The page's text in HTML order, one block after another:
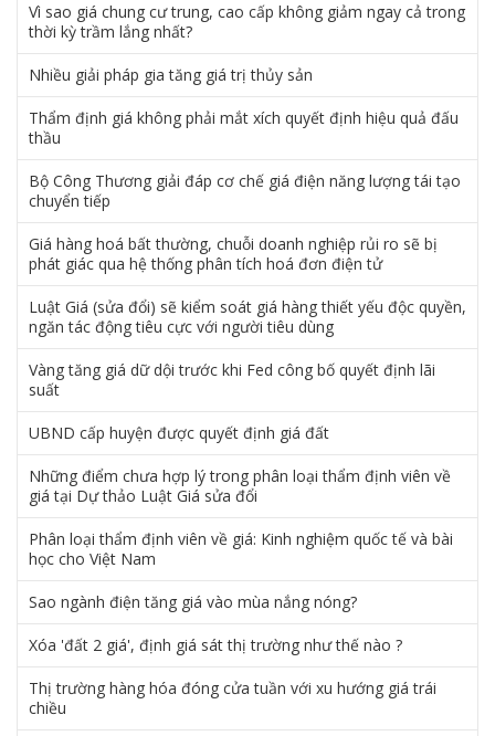
Vì sao giá chung cư trung, cao cấp không giảm ngay cả trong
thời kỳ trầm lắng nhất?
Nhiều giải pháp gia tăng giá trị thủy sản
Thẩm định giá không phải mắt xích quyết định hiệu quả đấu
thầu
Bộ Công Thương giải đáp cơ chế giá điện năng lượng tái tạo
chuyển tiếp
Giá hàng hoá bất thường, chuỗi doanh nghiệp rủi ro sẽ bị
phát giác qua hệ thống phân tích hoá đơn điện tử
Luật Giá (sửa đổi) sẽ kiểm soát giá hàng thiết yếu độc quyền,
ngăn tác động tiêu cực với người tiêu dùng
Vàng tăng giá dữ dội trước khi Fed công bố quyết định lãi
suất
UBND cấp huyện được quyết định giá đất
Những điểm chưa hợp lý trong phân loại thẩm định viên về
giá tại Dự thảo Luật Giá sửa đổi
Phân loại thẩm định viên về giá: Kinh nghiệm quốc tế và bài
học cho Việt Nam
Sao ngành điện tăng giá vào mùa nắng nóng?
Xóa 'đất 2 giá', định giá sát thị trường như thế nào ?
Thị trường hàng hóa đóng cửa tuần với xu hướng giá trái
chiều